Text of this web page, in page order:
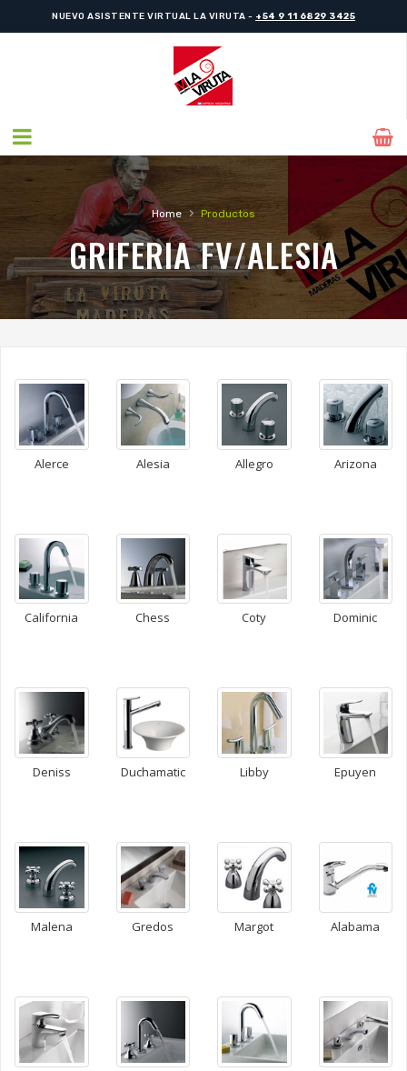
NUEVO ASISTENTE VIRTUAL LA VIRUTA - +54 9 11 6829 3425
Home › Productos
GRIFERIA FV/ALESIA
Alerce Alesia Allegro Arizona
California Chess Coty Dominic
Deniss Duchamatic Libby Epuyen
Malena Gredos Margot Alabama